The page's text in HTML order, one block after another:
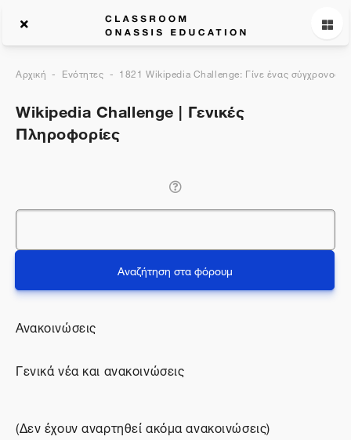
Αρχική Ενότητες 1821 Wikipedia Challenge: Γίνε ένας σύγχρονος
Wikipedia Challenge | Γενικές
Πληροφορίες
Αναζήτηση στα φόρουμ
Ανακοινώσεις
Γενικά νέα και ανακοινώσεις
(Δεν έχουν αναρτηθεί ακόμα ανακοινώσεις)